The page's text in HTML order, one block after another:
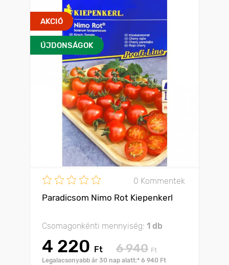
AKCIÓ
ÚJDONSÁGOK
0 Kommentek
Paradicsom Nimo Rot Kiepenkerl
Csomagonkénti mennyiség: 1 db
4 220 Ft 6 940 Ft
Legalacsonyabb ár 30 nap alatt:* 6 940 Ft